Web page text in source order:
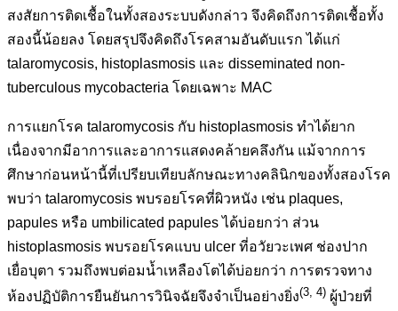
สงสัยการติดเชื้อในทั้งสองระบบดังกล่าว จึงคิดถึงการติดเชื้อทั้ง
สองนี้น้อยลง โดยสรุปจึงคิดถึงโรคสามอันดับแรก ได้แก่
talaromycosis, histoplasmosis และ disseminated non-
tuberculous mycobacteria โดยเฉพาะ MAC
การแยกโรค talaromycosis กับ histoplasmosis ทำได้ยาก
เนื่องจากมีอาการและอาการแสดงคล้ายคลึงกัน แม้จากการ
ศึกษาก่อนหน้านี้ที่เปรียบเทียบลักษณะทางคลินิกของทั้งสองโรค
พบว่า talaromycosis พบรอยโรคที่ผิวหนัง เช่น plaques,
papules หรือ umbilicated papules ได้บ่อยกว่า ส่วน
histoplasmosis พบรอยโรคแบบ ulcer ที่อวัยวะเพศ ช่องปาก
เยื่อบุตา รวมถึงพบต่อมน้ำเหลืองโตได้บ่อยกว่า การตรวจทาง
ห้องปฏิบัติการยืนยันการวินิจฉัยจึงจำเป็นอย่างยิ่ง(3 , 4) ผู้ป่วยที่